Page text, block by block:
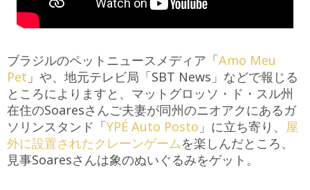
ブラジルのペットニュースメディア「Amo Meu
Pet 」や、地元テレビ局「SBT News」などで報じる
ところによりますと、マットグロッソ・ド・スル州
在住のSoaresさんご夫妻が同州のニオアクにあるガ
ソリンスタンド「YPÉ Auto Posto 」に立ち寄り、 屋
外に設置されたクレーンゲームを楽しんだところ、
見事Soaresさんは象のぬいぐるみをゲット。